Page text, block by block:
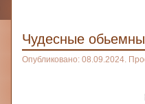
Чудесные
Опубликовано: 08.09.2024.